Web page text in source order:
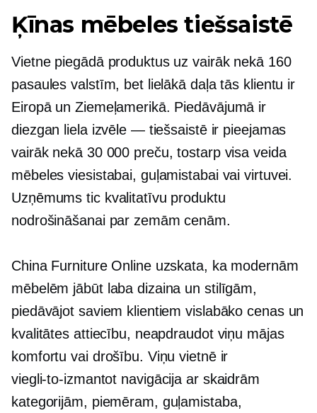
Ķīnas mēbeles tiešsaistē
Vietne piegādā produktus uz vairāk nekā 160
pasaules valstīm, bet lielākā daļa tās klientu ir
Eiropā un Ziemeļamerikā. Piedāvājumā ir
diezgan liela izvēle — tiešsaistē ir pieejamas
vairāk nekā 30 000 preču, tostarp visa veida
mēbeles viesistabai, guļamistabai vai virtuvei.
Uzņēmums tic kvalitatīvu produktu
nodrošināšanai par zemām cenām.
China Furniture Online uzskata, ka modernām
mēbelēm jābūt laba dizaina un stilīgām,
piedāvājot saviem klientiem vislabāko cenas un
kvalitātes attiecību, neapdraudot viņu mājas
komfortu vai drošību. Viņu vietnē ir
viegli-to-izmantot navigācija ar skaidrām
kategorijām, piemēram, guļamistaba,